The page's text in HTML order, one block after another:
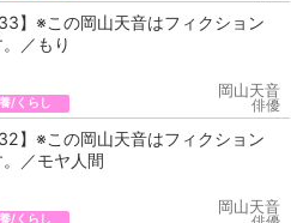
】※この岡山天音はフィクション
／もり
/くらし
岡山天音
俳優
】※この岡山天音はフィクション
。／モヤ人間
/くらし
岡山天音